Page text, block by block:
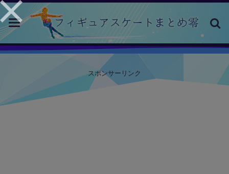
toggle
navigation
スポンサーリンク